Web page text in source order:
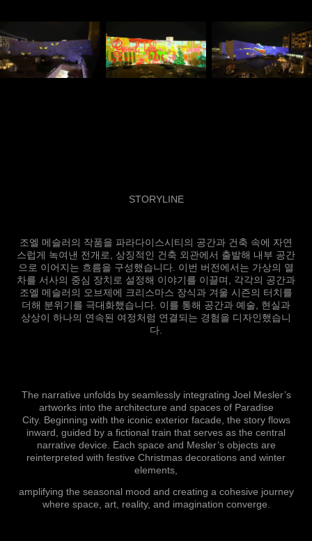
STORYLINE
조엘 메슬러의 작품을 파라다이스시티의 공간과 건축 속에 자연
스럽게 녹여낸 전개로, 상징적인 건축 외관에서 출발해 내부 공간
으로 이어지는 흐름을 구성했습니다. 이번 버전에서는 가상의 열
차를 서사의 중심 장치로 설정해 이야기를 이끌며, 각각의 공간과
조엘 메슬러의 오브제에 크리스마스 장식과 겨울 시즌의 터치를
더해 분위기를 극대화했습니다. 이를 통해 공간과 예술, 현실과
상상이 하나의 연속된 여정처럼 연결되는 경험을 디자인했습니
다.
The narrative unfolds by seamlessly integrating Joel Mesler’s
artworks into the architecture and spaces of Paradise
City. Beginning with the iconic exterior facade, the story flows
inward, guided by a fictional train that serves as the central
narrative device. Each space and Mesler’s objects are
reinterpreted with festive Christmas decorations and winter
elements,
amplifying the seasonal mood and creating a cohesive journey
where space, art, reality, and imagination converge.